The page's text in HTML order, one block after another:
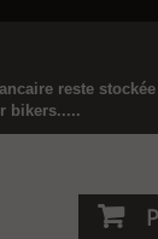
reste
bikers.....